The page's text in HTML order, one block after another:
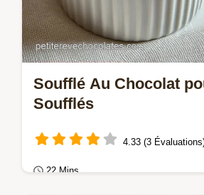
Soufflé Au Chocolat
Soufflés
4.33 (3
22 Mins